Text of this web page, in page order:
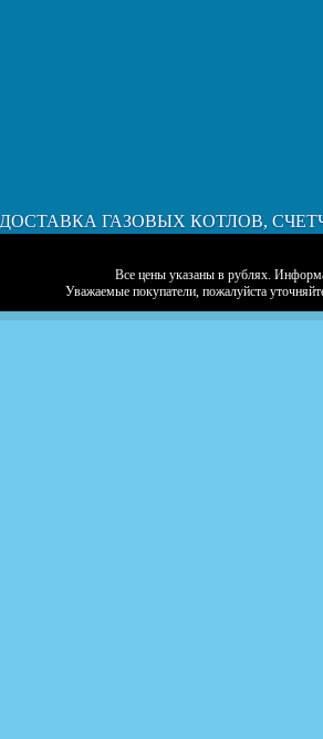
ГАЗОВЫХ КОТЛОВ,
Все цены указаны в рублях.
Уважаемые покупатели, пожалуйста